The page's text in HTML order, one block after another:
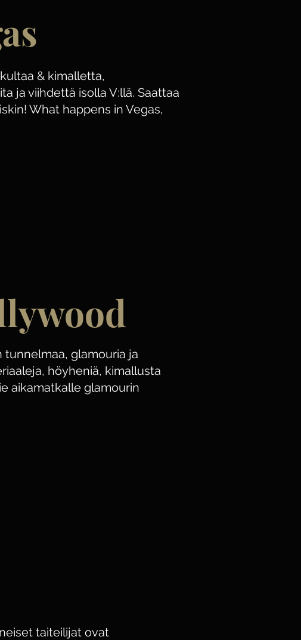
& kimalletta,
ja viihdettä isolla V:llä. Saattaa
What happens in Vegas,
glamouria ja
höyheniä, kimallusta
aikamatkalle glamourin
taiteilijat ovat